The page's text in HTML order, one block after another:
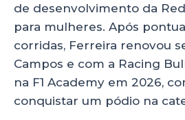
de desenvolvimento da
para mulheres. Após
corridas, Ferreira renovou
Campos e com a Racing
na F1 Academy em 2026,
conquistar um pódio na